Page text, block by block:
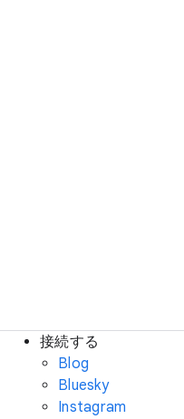
接続する
Blog
Bluesky
Instagram